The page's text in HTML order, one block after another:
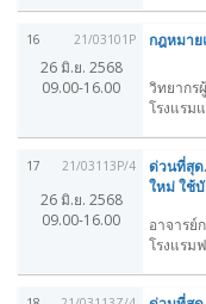
16 21/03101P
26 มิ.ย. 2568
09.00-16.00
กฎหมาย
วิทยาก
โรงแรม
17 21/03113P/4
26 มิ.ย. 2568
09.00-16.00
ด่วนที่สุด
ใหม่ ใช้
อาจารย์
โรงแรม